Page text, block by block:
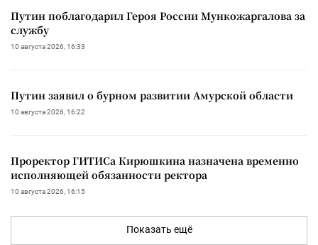
Путин поблагодарил Героя России Мункожаргалова за
службу
10 августа 2026, 16:33
Путин заявил о бурном развитии Амурской области
10 августа 2026, 16:22
Проректор ГИТИСа Кирюшкина назначена временно
исполняющей обязанности ректора
10 августа 2026, 16:15
Показать ещё